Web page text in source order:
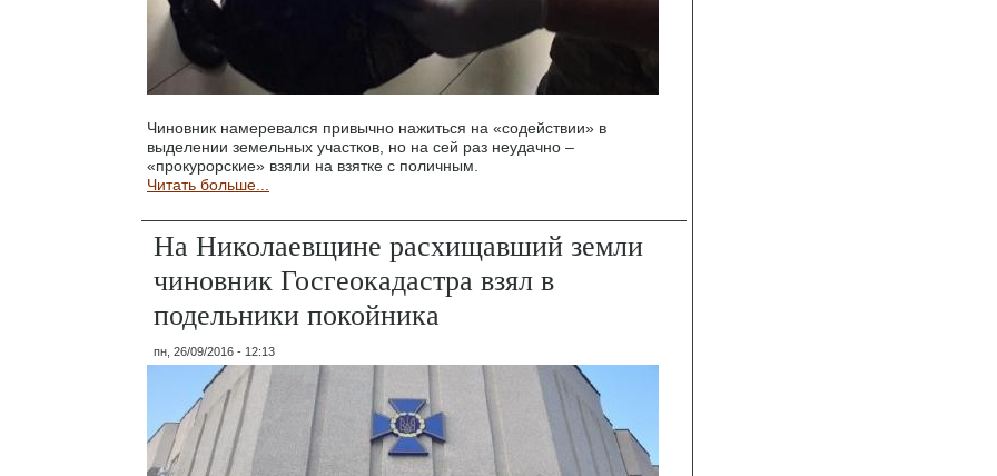
Чиновник намеревался привычно нажиться на «содействии» в
выделении земельных участков, но на сей раз неудачно –
«прокурорские» взяли на взятке с поличным.
Читать больше...
На Николаевщине расхищавший земли
чиновник Госгеокадастра взял в
подельники покойника
пн, 26/09/2016 - 12:13